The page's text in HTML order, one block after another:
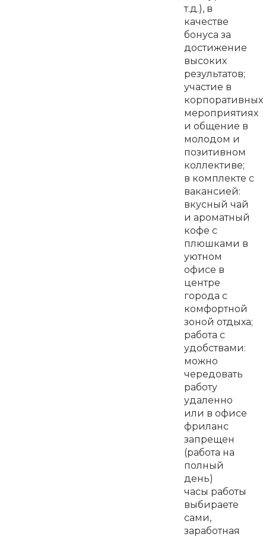
т.д.), в
качестве
бонуса за
достижение
высоких
результатов;
участие в
корпоративных
мероприятиях
и общение в
молодом и
позитивном
коллективе;
в комплекте с
вакансией:
вкусный чай
и ароматный
кофе с
плюшками в
уютном
офисе в
центре
города с
комфортной
зоной отдыха;
работа с
удобствами:
можно
чередовать
работу
удаленно
или в офисе
фриланс
запрещен
(работа на
полный
день)
часы работы
выбираете
сами,
заработная